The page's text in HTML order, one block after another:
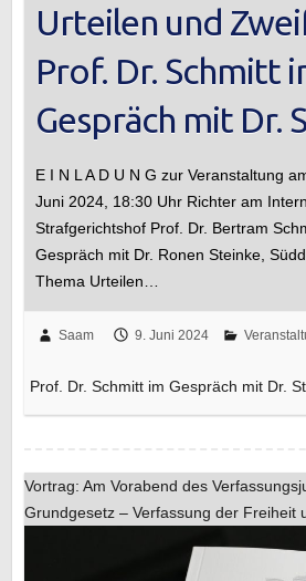
Urteilen und
Prof. Dr. Schmitt
Gespräch mit Dr.
E I N L A D U N G zur Veranstaltung
Juni 2024, 18:30 Uhr Richter am
Strafgerichtshof Prof. Dr. Bertram
Gespräch mit Dr. Ronen Steinke,
Thema Urteilen…
Saam 9. Juni 2024
Prof. Dr. Schmitt im Gespräch mit Dr.
Vortrag: Am Vorabend des
Grundgesetz – Verfassung der Freiheit